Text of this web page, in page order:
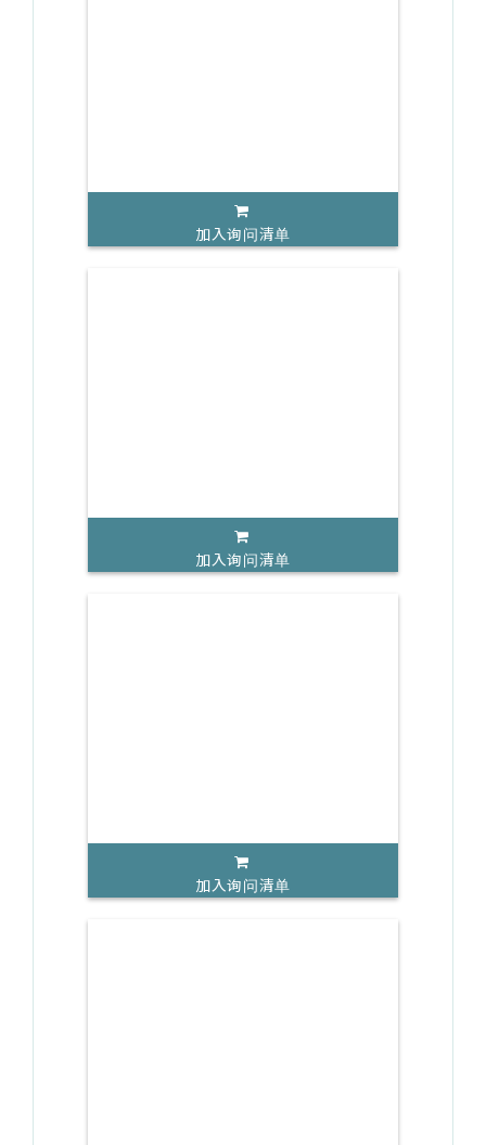
加入询问清单
加入询问清单
加入询问清单